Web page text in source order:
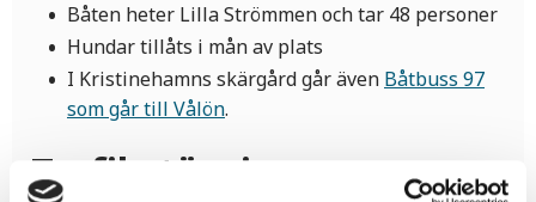
Båten heter Lilla Strömmen och tar 48 personer
Hundar tillåts i mån av plats
I Kristinehamns skärgård går även Båtbuss 97
som går till Vålön.
Trafikstörningar